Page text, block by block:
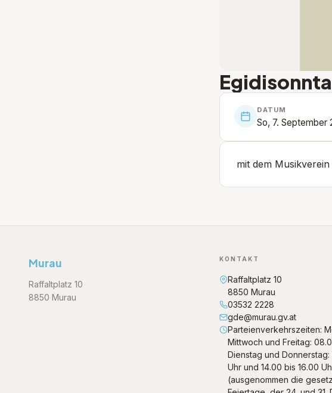
DATUM
So, 7. September
mit dem
Murau
Raffaltplatz 10
8850 Murau
KONTAKT
Raffaltplatz 10
8850 Murau
03532 2228
gde@murau.gv.at
Parteienverkehrszeiten:
Mittwoch und Freitag:
Dienstag und Donnerstag:
Uhr und 14.00 bis 16.00
(ausgenommen die